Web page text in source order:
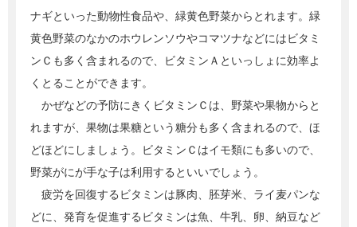
ナギといった動物性食品や、緑黄色野菜からとれます。緑
黄色野菜のなかのホウレンソウやコマツナなどにはビタミ
ンＣも多く含まれるので、ビタミンＡといっしょに効率よ
くとることができます。
かぜなどの予防にきくビタミンＣは、野菜や果物からと
れますが、果物は果糖という糖分も多く含まれるので、ほ
どほどにしましょう。ビタミンＣはイモ類にも多いので、
野菜がにが手な子は利用するといいでしょう。
疲労を回復するビタミンは豚肉、胚芽米、ライ麦パンな
どに、発育を促進するビタミンは魚、牛乳、卵、納豆など